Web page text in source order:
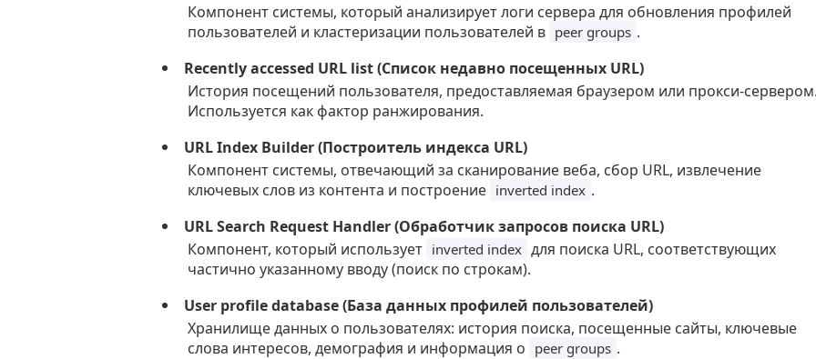
Компонент системы, который анализирует логи сервера для обновления профилей
пользователей и кластеризации пользователей в peer groups .
Recently accessed URL list (Список недавно посещенных URL)
История посещений пользователя, предоставляемая браузером или прокси-
Используется как фактор ранжирования.
URL Index Builder (Построитель индекса URL)
Компонент системы, отвечающий за сканирование веба, сбор URL, извлечение
ключевых слов из контента и построение inverted index .
URL Search Request Handler (Обработчик запросов поиска URL)
Компонент, который использует inverted index для поиска URL, соответствующих
частично указанному вводу (поиск по строкам).
User profile database (База данных профилей пользователей)
Хранилище данных о пользователях: история поиска, посещенные сайты, ключевые
слова интересов, демография и информация о peer groups .